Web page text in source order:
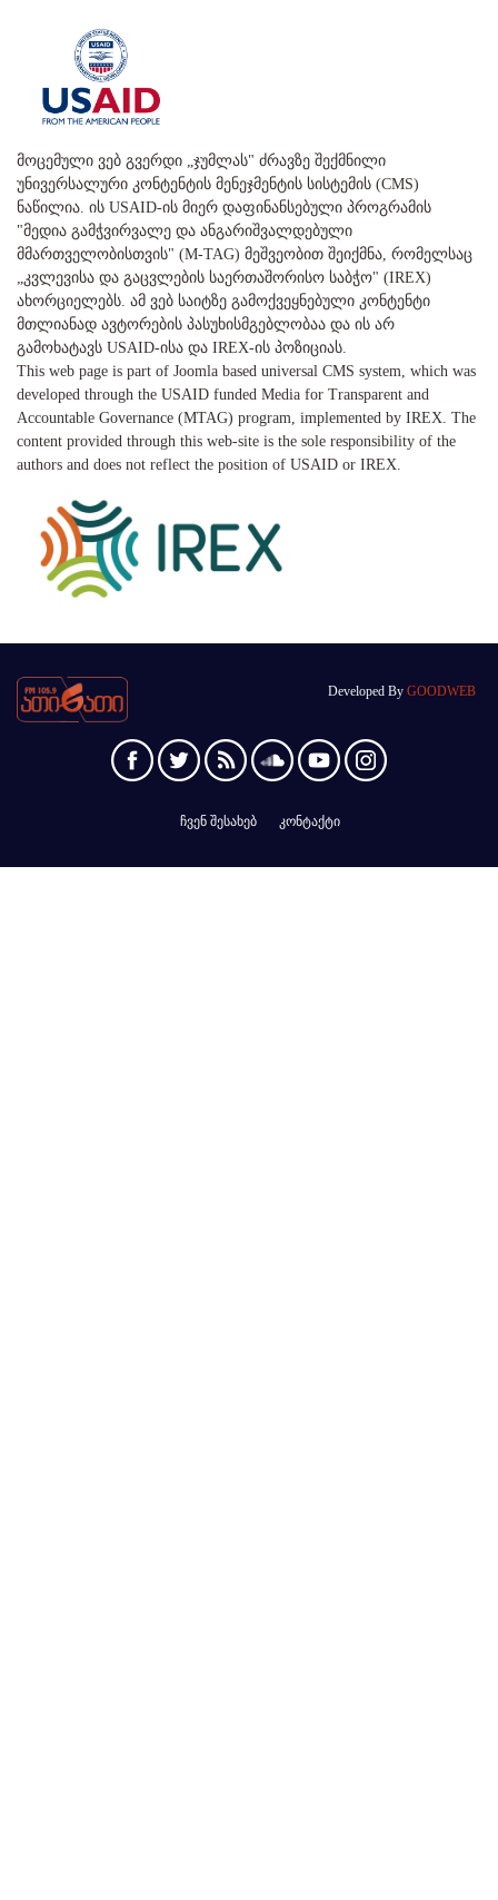
მოცემული ვებ გვერდი „ჯუმლას" ძრავზე შექმნილი
უნივერსალური კონტენტის მენეჯმენტის სისტემის (CMS)
ნაწილია. ის USAID-ის მიერ დაფინანსებული პროგრამის
"მედია გამჭვირვალე და ანგარიშვალდებული
მმართველობისთვის" (M-TAG) მეშვეობით შეიქმნა, რომელსაც
„კვლევისა და გაცვლების საერთაშორისო საბჭო" (IREX)
ახორციელებს. ამ ვებ საიტზე გამოქვეყნებული კონტენტი
მთლიანად ავტორების პასუხისმგებლობაა და ის არ
გამოხატავს USAID-ისა და IREX-ის პოზიციას.
This web page is part of Joomla based universal CMS system, which was
developed through the USAID funded Media for Transparent and
Accountable Governance (MTAG) program, implemented by IREX. The
content provided through this web-site is the sole responsibility of the
authors and does not reflect the position of USAID or IREX.
Developed By GOODWEB
ჩვენ შესახებ კონტაქტი